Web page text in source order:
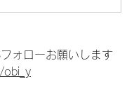
ォローお願いします
obi_y